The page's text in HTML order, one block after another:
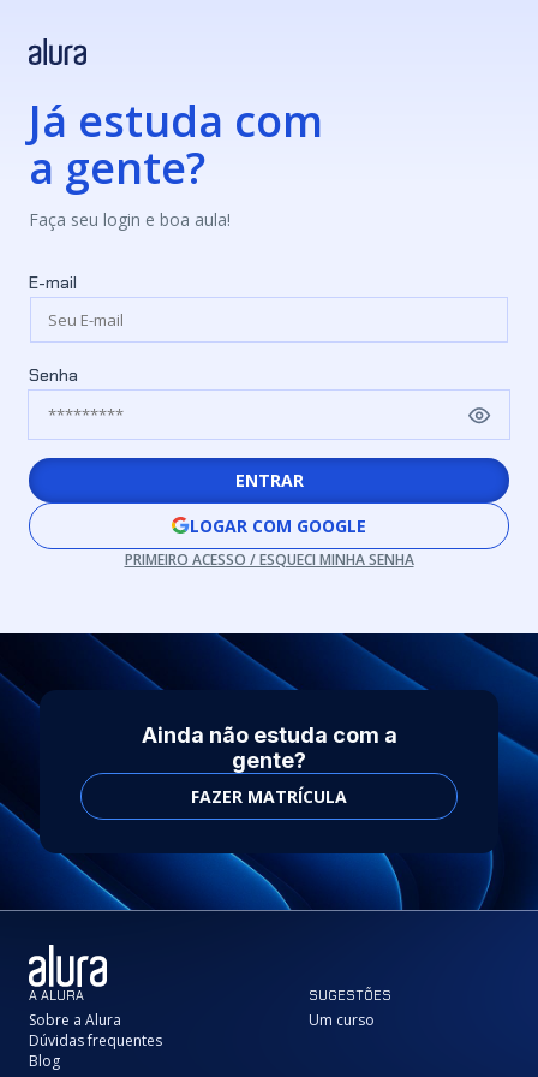
Já estuda com
a gente?
Faça seu login e boa aula!
E-mail
Senha
ENTRAR
LOGAR COM GOOGLE
PRIMEIRO ACESSO / ESQUECI MINHA SENHA
Ainda não estuda com a
gente?
FAZER MATRÍCULA
A ALURA
Sobre a Alura
Dúvidas frequentes
Blog
SUGESTÕES
Um curso